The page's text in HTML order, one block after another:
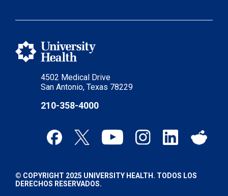
4502 Medical Drive
San Antonio, Texas 78229
210-358-4000
© COPYRIGHT 2025 UNIVERSITY HEALTH. TODOS LOS
DERECHOS RESERVADOS.